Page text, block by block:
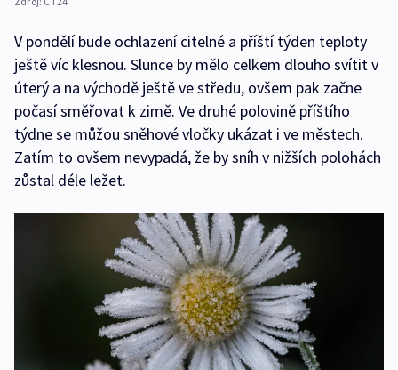
V pondělí bude ochlazení citelné a příští týden teploty
ještě víc klesnou. Slunce by mělo celkem dlouho svítit v
úterý a na východě ještě ve středu, ovšem pak začne
počasí směřovat k zimě. Ve druhé polovině příštího
týdne se můžou sněhové vločky ukázat i ve městech.
Zatím to ovšem nevypadá, že by sníh v nižších polohách
zůstal déle ležet.